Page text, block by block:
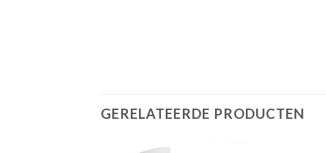
GERELATEERDE PRODUCTEN